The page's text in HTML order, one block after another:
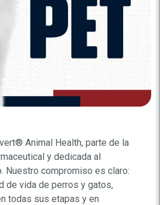
® Animal Health, parte de la
y dedicada al
Nuestro compromiso es claro:
de vida de perros y gatos,
todas sus etapas y en